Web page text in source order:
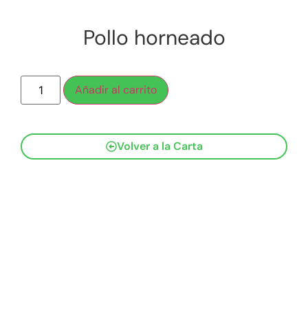
Pollo horneado
Añadir al carrito
Volver a la Carta